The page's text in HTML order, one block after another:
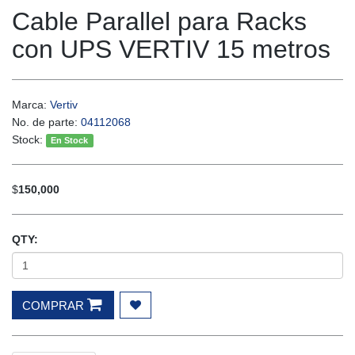
Cable Parallel para Racks
con UPS VERTIV 15 metros
Marca: Vertiv
No. de parte: 04112068
Stock:
En Stock
$150,000
QTY:
COMPRAR